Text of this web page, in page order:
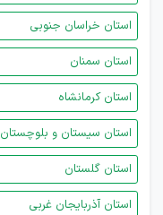
استان خراسان جنوبی
استان سمنان
استان کرمانشاه
استان سیستان و بلوچستان
استان گلستان
استان آذربایجان غربی